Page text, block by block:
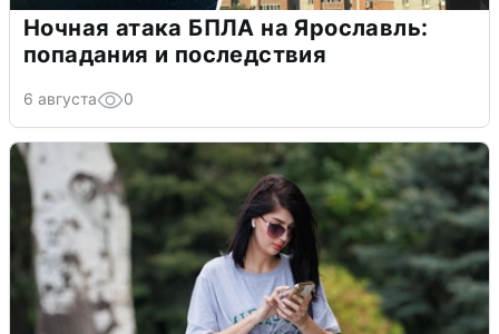
Ночная атака БПЛА на Ярославль:
попадания и последствия
6 августа 0